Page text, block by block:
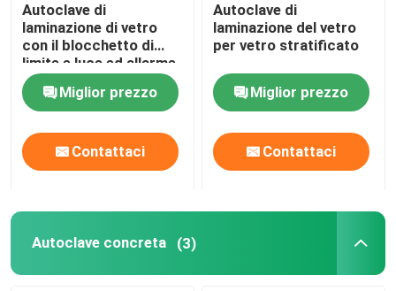
Autoclave di
laminazione di vetro
con il blocchetto di
limite e luce ed allarme
sano
Miglior prezzo
Contattaci
Autoclave di
laminazione del vetro
per vetro stratificato
Miglior prezzo
Contattaci
Autoclave concreta (3)